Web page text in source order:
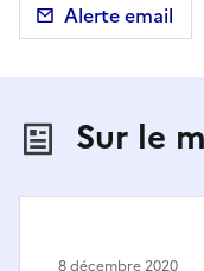
Alerte email
Sur le
8 décembre 2020